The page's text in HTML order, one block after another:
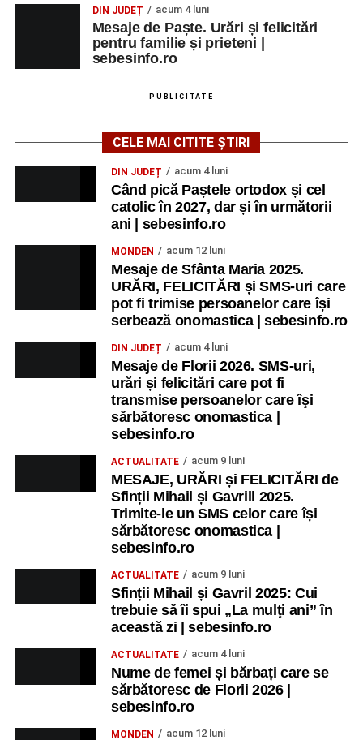
DIN JUDEȚ acum 4 luni
Mesaje de Paște. Urări și felicitări
pentru familie și prieteni |
sebesinfo.ro
PUBLICITATE
CELE MAI CITITE ȘTIRI
DIN JUDEȚ acum 4 luni
Când pică Paștele ortodox și cel
catolic în 2027, dar și în următorii
ani | sebesinfo.ro
MONDEN acum 12 luni
Mesaje de Sfânta Maria 2025.
URĂRI, FELICITĂRI și SMS-uri care
pot fi trimise persoanelor care își
serbează onomastica | sebesinfo.ro
DIN JUDEȚ acum 4 luni
Mesaje de Florii 2026. SMS-uri,
urări și felicitări care pot fi
transmise persoanelor care îşi
sărbătoresc onomastica |
sebesinfo.ro
ACTUALITATE acum 9 luni
MESAJE, URĂRI și FELICITĂRI de
Sfinții Mihail și Gavrill 2025.
Trimite-le un SMS celor care își
sărbătoresc onomastica |
sebesinfo.ro
ACTUALITATE acum 9 luni
Sfinții Mihail și Gavril 2025: Cui
trebuie să îi spui „La mulţi ani” în
această zi | sebesinfo.ro
ACTUALITATE acum 4 luni
Nume de femei și bărbați care se
sărbătoresc de Florii 2026 |
sebesinfo.ro
MONDEN acum 12 luni